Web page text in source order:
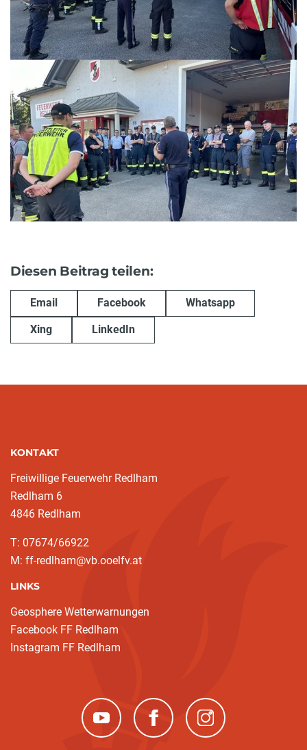
Diesen Beitrag teilen:
Email Facebook Whatsapp
Xing LinkedIn
KONTAKT
Freiwillige Feuerwehr Redlham
Redlham 6
4846 Redlham
T: 07674/66922
M: ff-redlham@vb.ooelfv.at
LINKS
Geosphere Wetterwarnungen
Facebook FF Redlham
Instagram FF Redlham
(neues Fenster)(neues Fenster)(neues Fenster)